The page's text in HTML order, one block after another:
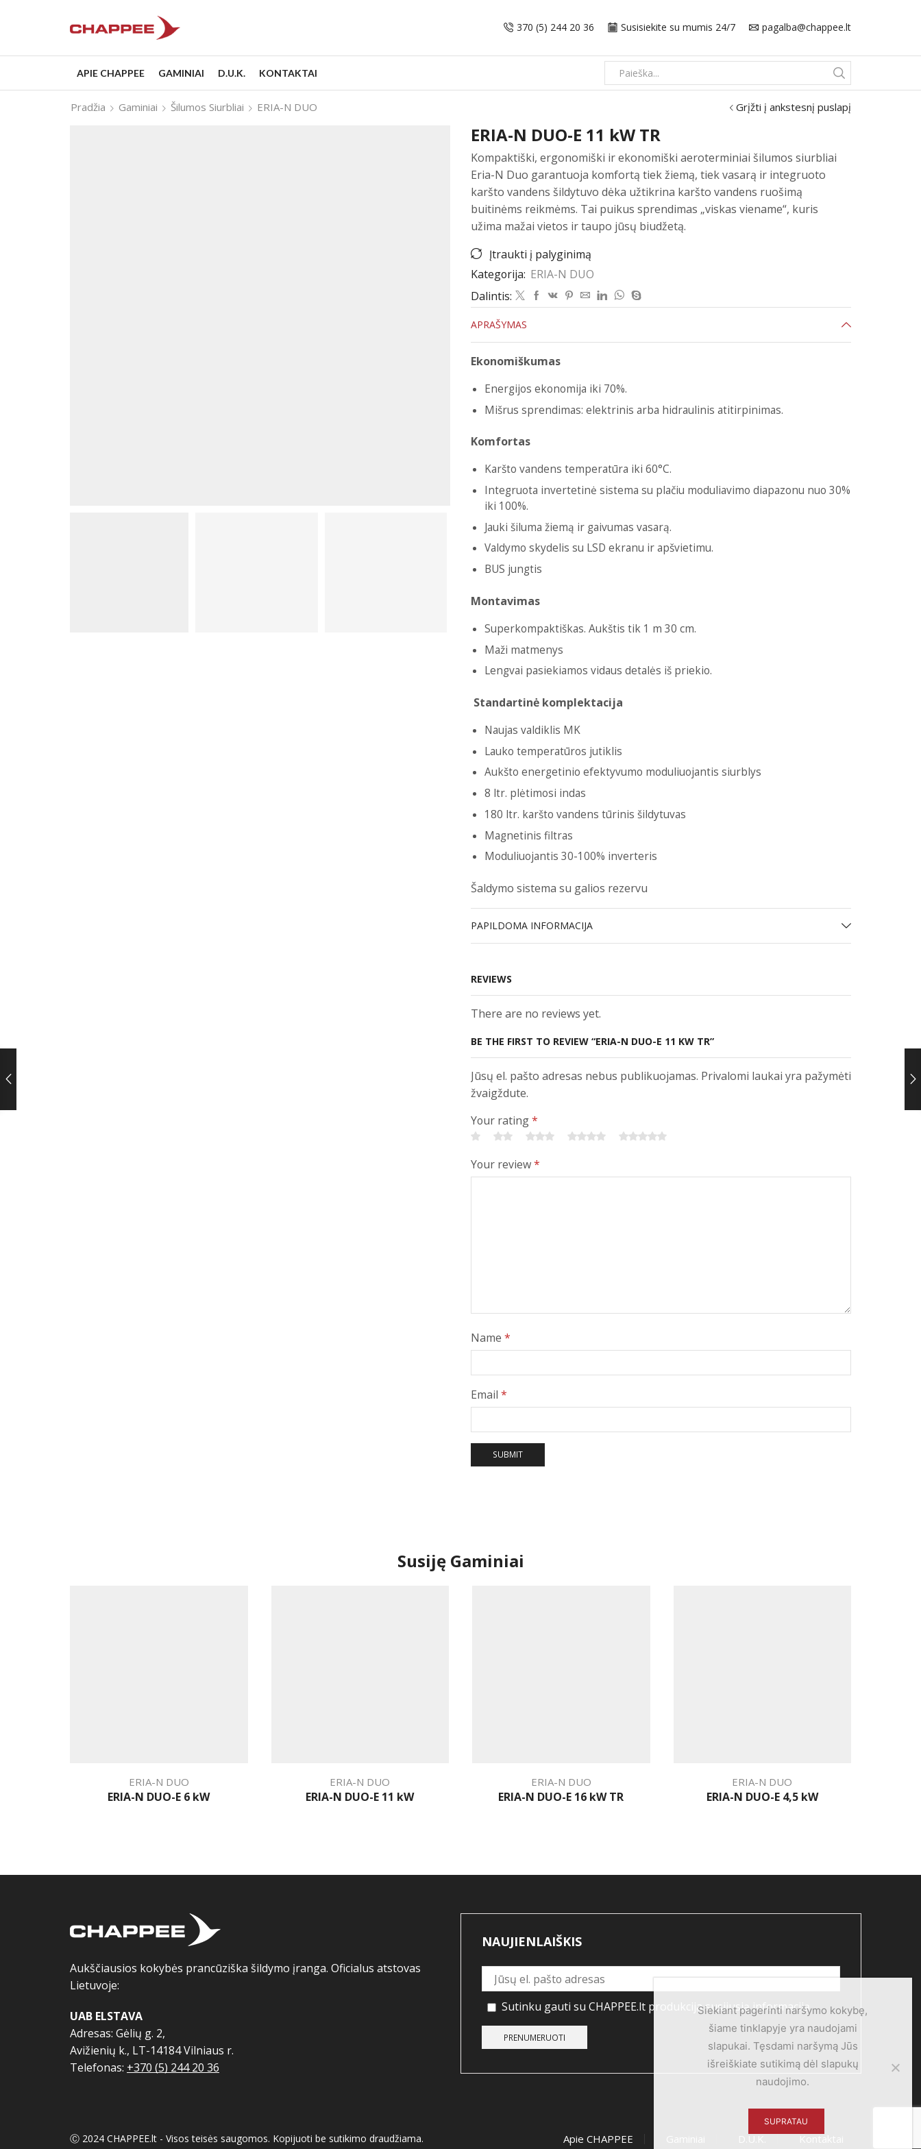
370 (5) 244 20 36 Susisiekite su mumis 24/7 pagalba@chappee.lt
APIE CHAPPEE GAMINIAI D.U.K. KONTAKTAI
input
Pradžia Gaminiai Šilumos Siurbliai ERIA-N DUO Grįžti į ankstesnį puslapį
ERIA-N DUO-E 11 kW TR
Kompaktiški, ergonomiški ir ekonomiški aeroterminiai šilumos siurbliai
Eria-N Duo garantuoja komfortą tiek žiemą, tiek vasarą ir integruoto
karšto vandens šildytuvo dėka užtikrina karšto vandens ruošimą
buitinėms reikmėms. Tai puikus sprendimas „viskas viename“, kuris
užima mažai vietos ir taupo jūsų biudžetą.
Įtraukti į palyginimą
Kategorija: ERIA-N DUO
Dalintis:
APRAŠYMAS
Ekonomiškumas
Energijos ekonomija iki 70%.
Mišrus sprendimas: elektrinis arba hidraulinis atitirpinimas.
Komfortas
Karšto vandens temperatūra iki 60°C.
Integruota invertetinė sistema su plačiu moduliavimo diapazonu nuo 30%
iki 100%.
Jauki šiluma žiemą ir gaivumas vasarą.
Valdymo skydelis su LSD ekranu ir apšvietimu.
BUS jungtis
Montavimas
Superkompaktiškas. Aukštis tik 1 m 30 cm.
Maži matmenys
Lengvai pasiekiamos vidaus detalės iš priekio.
Standartinė komplektacija
Naujas valdiklis MK
Lauko temperatūros jutiklis
Aukšto energetinio efektyvumo moduliuojantis siurblys
8 ltr. plėtimosi indas
180 ltr. karšto vandens tūrinis šildytuvas
Magnetinis filtras
Moduliuojantis 30-100% inverteris
Šaldymo sistema su galios rezervu
PAPILDOMA INFORMACIJA
REVIEWS
There are no reviews yet.
BE THE FIRST TO REVIEW “ERIA-N DUO-E 11 KW TR”
Jūsų el. pašto adresas nebus publikuojamas. Privalomi laukai yra pažymėti
žvaigždute.
Your rating*
Your review*
Name *
Email *
Susiję Gaminiai
ERIA-N DUO
ERIA-N DUO-E 6 kW
ERIA-N DUO
ERIA-N DUO-E 11 kW
ERIA-N DUO
ERIA-N DUO-E 16 kW TR
ERIA-N DUO
ERIA-N DUO-E 4,5 kW
Aukščiausios kokybės prancūziška šildymo įranga. Oficialus atstovas
Lietuvoje:
UAB ELSTAVA
Adresas: Gėlių g. 2,
Avižienių k., LT-14184 Vilniaus r.
Telefonas: +370 (5) 244 20 36
NAUJIENLAIŠKIS
Sutinku gauti su CHAPPEE.lt produkcija susijusią informaciją
Ⓒ 2024 CHAPPEE.lt - Visos teisės saugomos. Kopijuoti be sutikimo draudžiama. Apie CHAPPEE D.U.K. Kontaktai
Siekiant pagerinti naršymo kokybę,
šiame tinklapyje yra naudojami
slapukai. Tęsdami naršymą Jūs
išreiškiate sutikimą dėl slapukų
naudojimo.
SUPRATAU